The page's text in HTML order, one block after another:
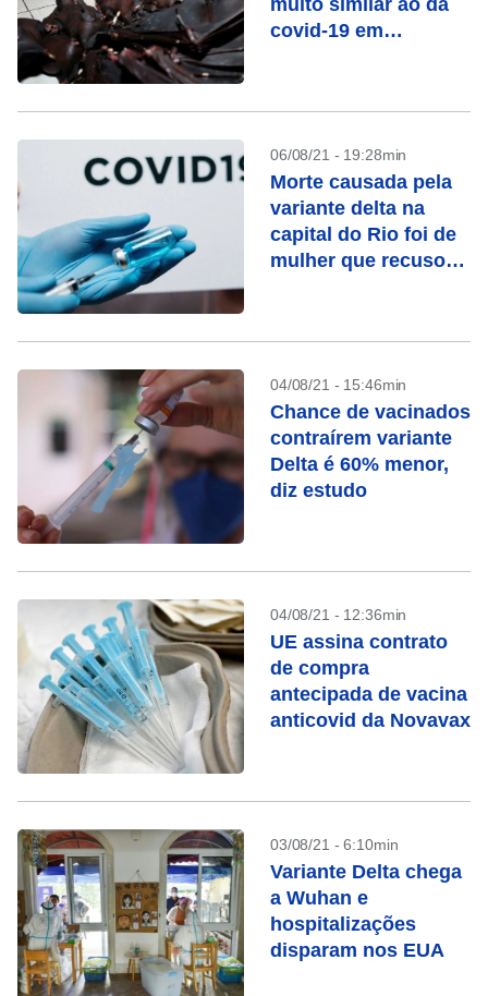
muito similar ao da
covid-19 em
06/08/21 - 19:28min
Morte causada pela
variante delta na
capital do Rio foi de
mulher que recusou
04/08/21 - 15:46min
Chance de vacinados
contraírem variante
Delta é 60% menor,
diz estudo
04/08/21 - 12:36min
UE assina contrato
de compra
antecipada de vacina
anticovid da Novavax
03/08/21 - 6:10min
Variante Delta chega
a Wuhan e
hospitalizações
disparam nos EUA